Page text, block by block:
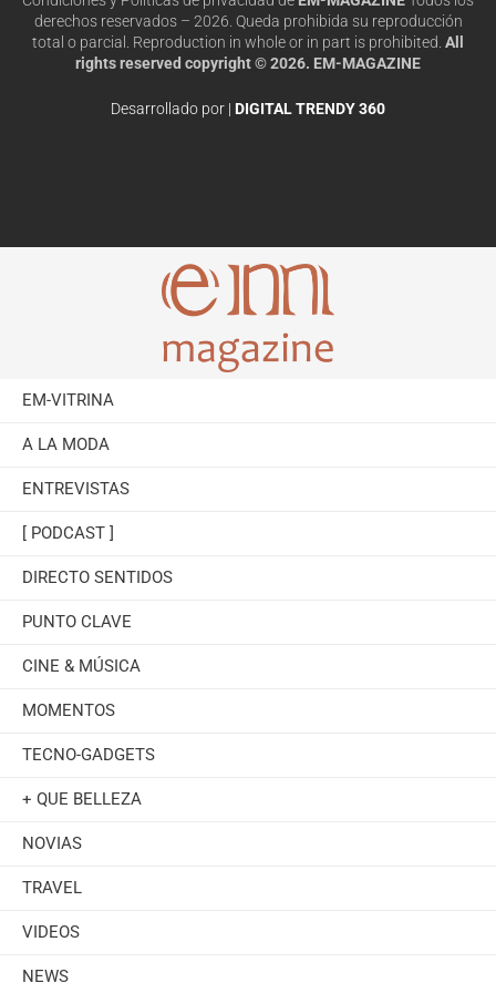
derechos reservados – 2026. Queda prohibida su reproducción
total o parcial. Reproduction in whole or in part is prohibited. All
rights reserved copyright © 2026. EM-MAGAZINE
Desarrollado por | DIGITAL TRENDY 360
EM-VITRINA
A LA MODA
ENTREVISTAS
[ PODCAST ]
DIRECTO SENTIDOS
PUNTO CLAVE
CINE & MÚSICA
MOMENTOS
TECNO-GADGETS
+ QUE BELLEZA
NOVIAS
TRAVEL
VIDEOS
NEWS